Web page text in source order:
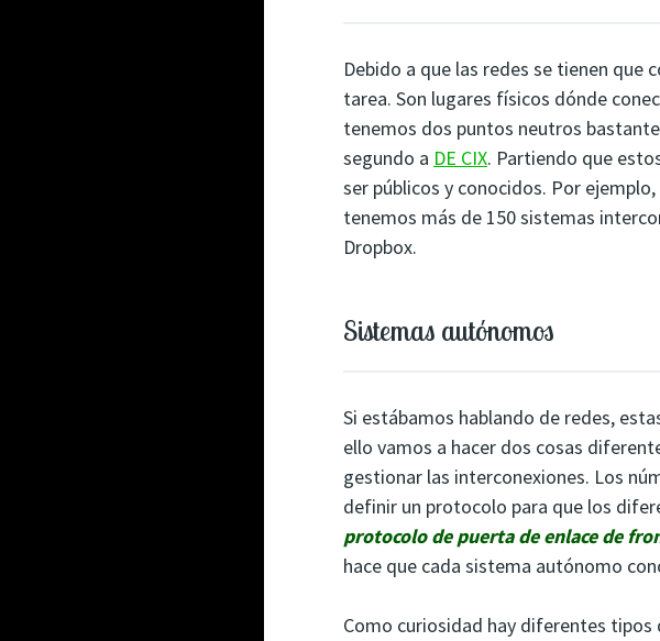
Debido a que las redes se tienen
tarea. Son lugares físicos dónde
tenemos dos puntos neutros
segundo a DE CIX. Partiendo que
ser públicos y conocidos. Por
tenemos más de 150 sistemas
Dropbox.
Sistemas autónomos
Si estábamos hablando de redes,
ello vamos a hacer dos cosas
gestionar las interconexiones. Los
definir un protocolo para que los
protocolo de puerta de enlace de
hace que cada sistema autónomo
Como curiosidad hay diferentes